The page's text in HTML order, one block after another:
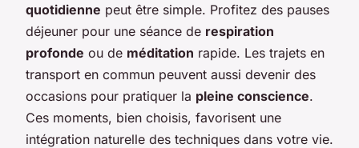
quotidienne peut être simple. Profitez des pauses
déjeuner pour une séance de respiration
profonde ou de méditation rapide. Les trajets en
transport en commun peuvent aussi devenir des
occasions pour pratiquer la pleine conscience.
Ces moments, bien choisis, favorisent une
intégration naturelle des techniques dans votre vie.